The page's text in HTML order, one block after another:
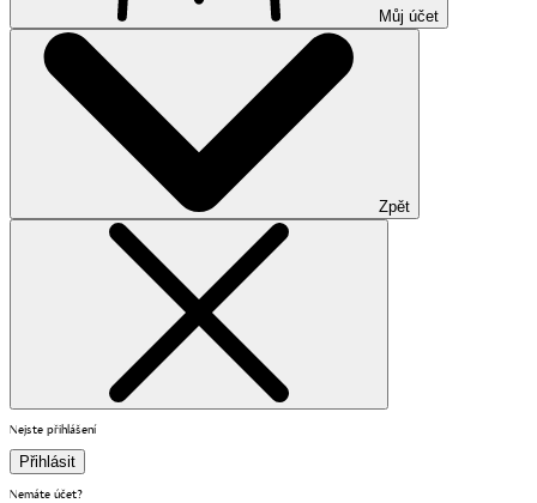
Můj účet
Zpět
Nejste přihlášení
Přihlásit
Nemáte účet?